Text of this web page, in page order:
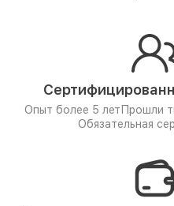
Опыт более 5 лет Прошли
Обязательная